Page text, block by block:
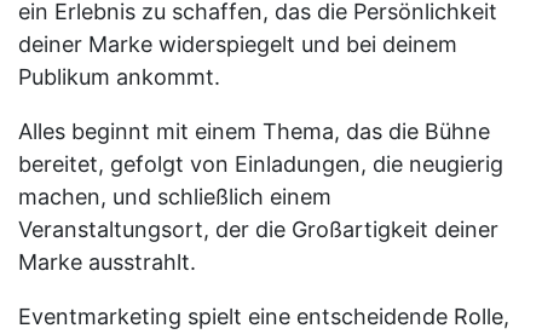
ein Erlebnis zu schaffen, das die Persönlichkeit
deiner Marke widerspiegelt und bei deinem
Publikum ankommt.
Alles beginnt mit einem Thema, das die Bühne
bereitet, gefolgt von Einladungen, die neugierig
machen, und schließlich einem
Veranstaltungsort, der die Großartigkeit deiner
Marke ausstrahlt.
Eventmarketing spielt eine entscheidende Rolle,